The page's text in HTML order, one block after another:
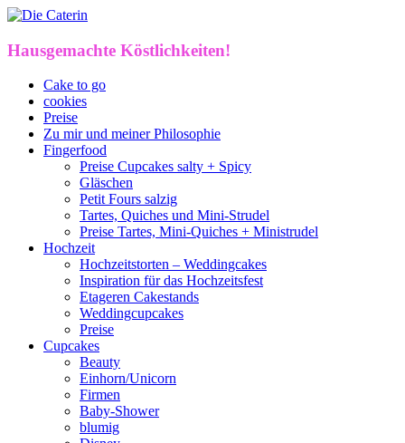
Hausgemachte Köstlichkeiten!
Cake to go
cookies
Preise
Zu mir und meiner Philosophie
Fingerfood
Preise Cupcakes salty + Spicy
Gläschen
Petit Fours salzig
Tartes, Quiches und Mini-Strudel
Preise Tartes, Mini-Quiches + Ministrudel
Hochzeit
Hochzeitstorten – Weddingcakes
Inspiration für das Hochzeitsfest
Etageren Cakestands
Weddingcupcakes
Preise
Cupcakes
Beauty
Einhorn/Unicorn
Firmen
Baby-Shower
blumig